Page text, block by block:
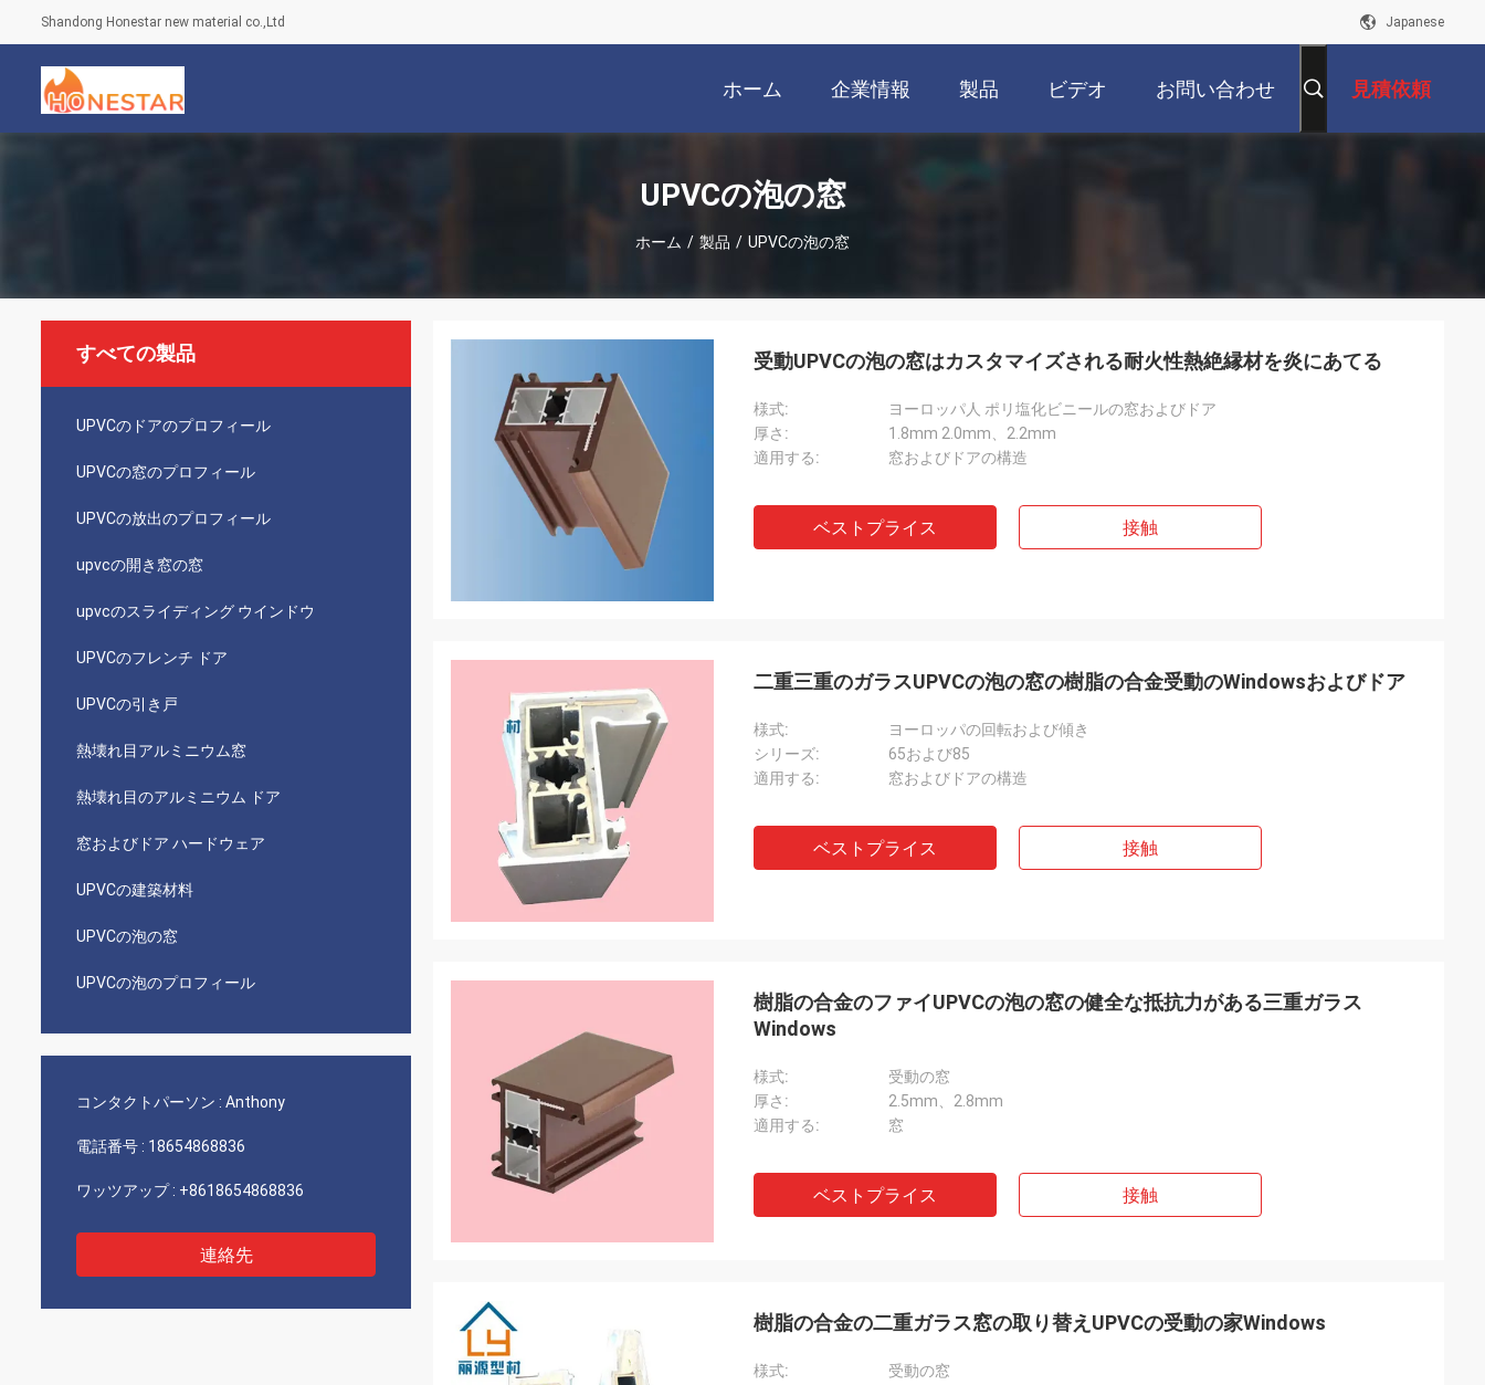
Shandong Honestar new material co.,Ltd Japanese
ホーム 企業情報 製品 ビデオ お問い合わせ 見積依頼
UPVCの泡の窓
ホーム / 製品 / UPVCの泡の窓
すべての製品
UPVCのドアのプロフィール
UPVCの窓のプロフィール
UPVCの放出のプロフィール
upvcの開き窓の窓
upvcのスライディング ウインドウ
UPVCのフレンチ ドア
UPVCの引き戸
熱壊れ目アルミニウム窓
熱壊れ目のアルミニウム ドア
窓およびドア ハードウェア
UPVCの建築材料
UPVCの泡の窓
UPVCの泡のプロフィール
コンタクトパーソン : Anthony
電話番号 : 18654868836
ワッツアップ : +8618654868836
連絡先
受動UPVCの泡の窓はカスタマイズされる耐火性熱絶縁材を炎にあてる
様式:
ヨーロッパ人 ポリ塩化ビニールの窓およびドア
厚さ:
1.8mm 2.0mm、2.2mm
適用する:
窓およびドアの構造
ベストプライス 接触
二重三重のガラスUPVCの泡の窓の樹脂の合金受動のWindowsおよびドア
様式:
ヨーロッパの回転および傾き
シリーズ:
65および85
適用する:
窓およびドアの構造
ベストプライス 接触
樹脂の合金のファイUPVCの泡の窓の健全な抵抗力がある三重ガラス
Windows
様式:
受動の窓
厚さ:
2.5mm、2.8mm
適用する:
窓
ベストプライス 接触
樹脂の合金の二重ガラス窓の取り替えUPVCの受動の家Windows
様式:
受動の窓